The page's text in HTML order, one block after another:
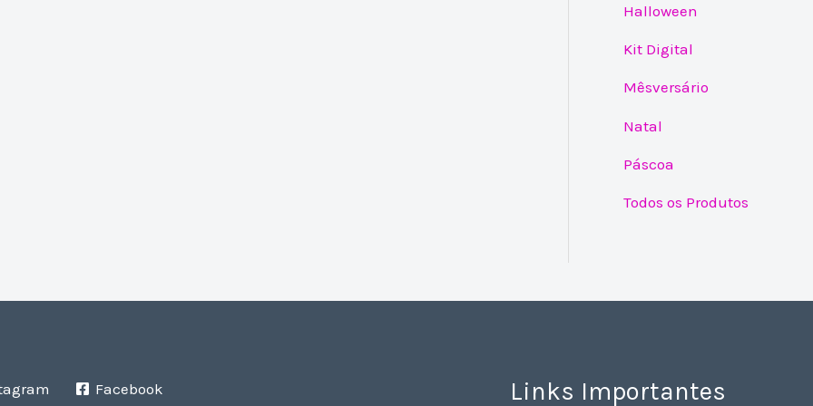
Halloween
Kit Digital
Mêsversário
Natal
Páscoa
Todos os Produtos
Facebook Links Importantes